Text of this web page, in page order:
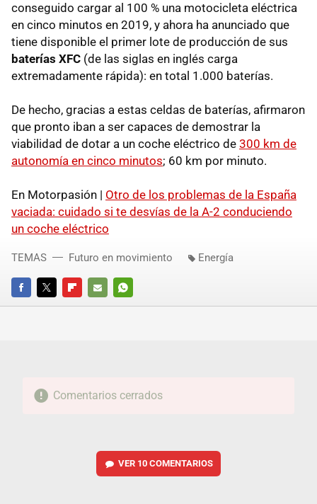
conseguido cargar al 100 % una motocicleta eléctrica
en cinco minutos en 2019, y ahora ha anunciado que
tiene disponible el primer lote de producción de sus
baterías XFC (de las siglas en inglés carga
extremadamente rápida): en total 1.000 baterías.
De hecho, gracias a estas celdas de baterías, afirmaron
que pronto iban a ser capaces de demostrar la
viabilidad de dotar a un coche eléctrico de 300 km de
autonomía en cinco minutos; 60 km por minuto.
En Motorpasión | Otro de los problemas de la España
vaciada: cuidado si te desvías de la A-2 conduciendo
un coche eléctrico
FACEBOOKTWITTERFLIPBOARD
E-
WHATSAPP
TEMAS Futuro en movimiento Energía
Comentarios cerrados
VER 10 COMENTARIOS